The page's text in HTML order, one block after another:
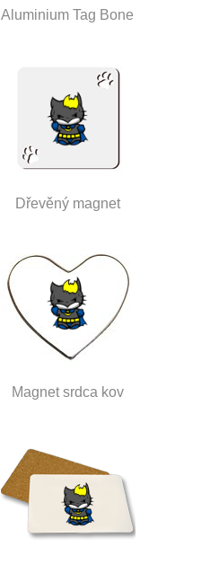
Aluminium Tag Bone
Dřevěný magnet
Magnet srdca kov